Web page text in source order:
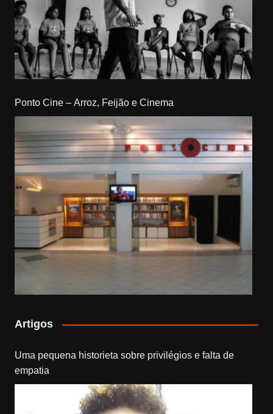
Ponto Cine – Arroz, Feijão e Cinema
Artigos
Uma pequena historieta sobre privilégios e falta de
empatia